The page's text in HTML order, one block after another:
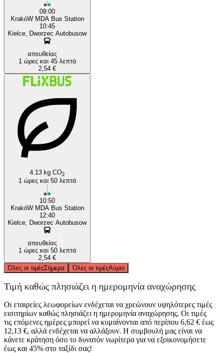
09:00
KrakóW MDA Bus Station
10:45
Kielce, Dworzec Autobusow
απευθείας
1 ώρες και 45 λεπτά
2,54 €
4.13 kg CO2
1 ώρες και 50 λεπτά
10:50
KrakóW MDA Bus Station
12:40
Kielce, Dworzec Autobusow
απευθείας
1 ώρες και 50 λεπτά
2,54 €
Όλες οι τιμέςΣήμερα Όλες οι τιμέςΑύριο
Τιμή καθώς πλησιάζει η ημερομηνία αναχώρησης
Οι εταιρείες λεωφορείων ενδέχεται να χρεώνουν υψηλότερες τιμές
εισιτηρίων καθώς πλησιάζει η ημερομηνία αναχώρησης. Οι τιμές
τις επόμενες ημέρες μπορεί να κυμαίνονται από περίπου 6,62 € έως
12,13 €, αλλά ενδέχεται να αλλάξουν. Η συμβουλή μας είναι να
κάνετε κράτηση όσο το δυνατόν νωρίτερα για να εξοικονομήσετε
έως και 45% στο ταξίδι σας!